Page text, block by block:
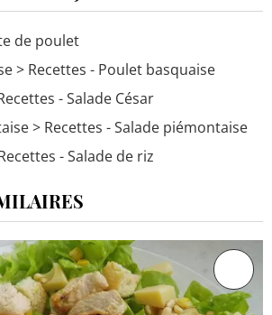
de poulet
> Recettes - Poulet basquaise
- Salade César
> Recettes - Salade piémontaise
- Salade de riz